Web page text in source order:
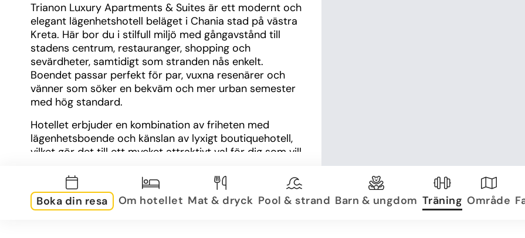
Trianon Luxury Apartments & Suites är ett modernt och
elegant lägenhetshotell beläget i Chania stad på västra
Kreta. Här bor du i stilfull miljö med gångavstånd till
stadens centrum, restauranger, shopping och
sevärdheter, samtidigt som stranden nås enkelt.
Boendet passar perfekt för par, vuxna resenärer och
vänner som söker en bekväm och mer urban semester
med hög standard.
Hotellet erbjuder en kombination av friheten med
lägenhetsboende och känslan av lyxigt boutiquehotell,
vilket gör det till ett mycket attraktivt val för dig som vill
Boka din resa Om hotellet Mat & dryck Pool & strand Barn & ungdom Träning Område